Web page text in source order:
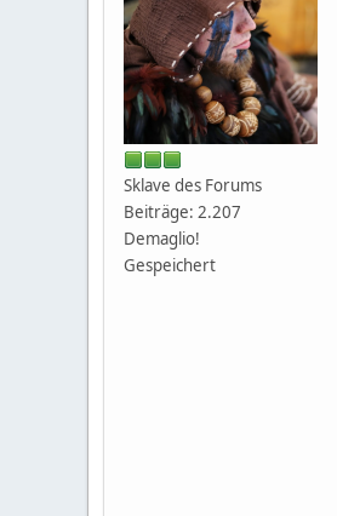
Sklave des Forums
Beiträge: 2.207
Demaglio!
Gespeichert